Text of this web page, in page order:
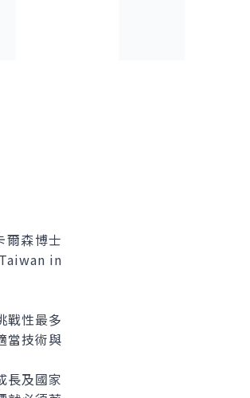
森博士
in
戰性最多
當技術與
長及國家